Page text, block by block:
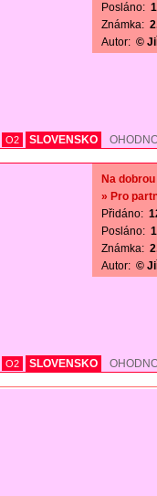
Posláno:
Známka:
Autor: ©
O2 SLOVENSKO
Na
» Pro
Přidáno:
Posláno:
Známka:
Autor: ©
O2 SLOVENSKO